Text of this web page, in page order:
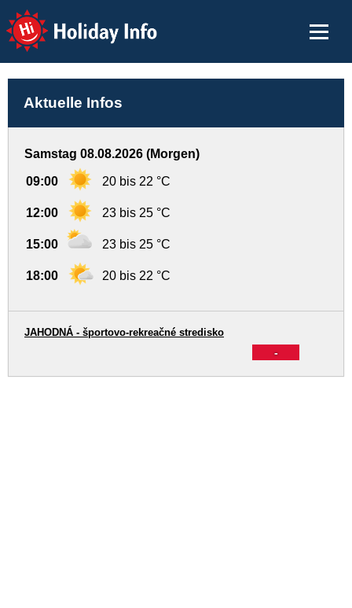
Holiday Info
Aktuelle Infos
Samstag 08.08.2026 (Morgen)
09:00 20 bis 22 °C
12:00 23 bis 25 °C
15:00 23 bis 25 °C
18:00 20 bis 22 °C
-
JAHODNÁ - športovo-rekreačné stredisko